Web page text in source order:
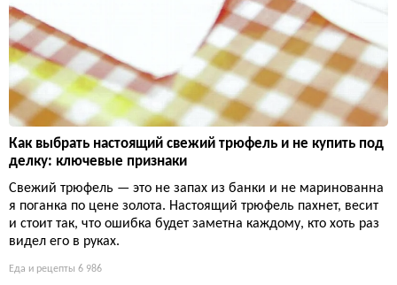
Как выбрать настоящий свежий трюфель и не купить под
делку: ключевые признаки
Свежий трюфель — это не запах из банки и не маринованна
я поганка по цене золота. Настоящий трюфель пахнет, весит
и стоит так, что ошибка будет заметна каждому, кто хоть раз
видел его в руках.
Еда и рецепты 6 986